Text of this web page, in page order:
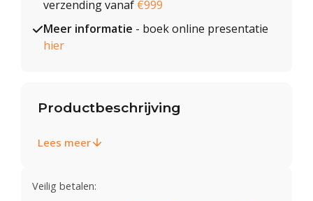
verzending vanaf €999
Meer informatie - boek online presentatie
hier
Productbeschrijving
Lees meer
Veilig betalen: